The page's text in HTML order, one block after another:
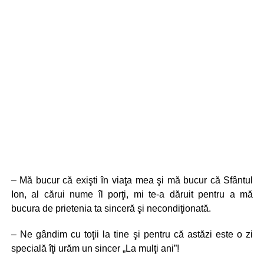
– Mă bucur că exişti în viaţa mea şi mă bucur că Sfântul
Ion, al cărui nume îl porţi, mi te-a dăruit pentru a mă
bucura de prietenia ta sinceră şi necondiţionată.
– Ne gândim cu toţii la tine şi pentru că astăzi este o zi
specială îţi urăm un sincer „La mulţi ani”!